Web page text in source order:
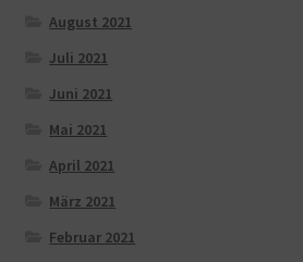
August 2021
Juli 2021
Juni 2021
Mai 2021
April 2021
März 2021
Februar 2021